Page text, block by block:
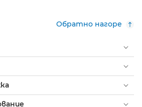
Обратно нагоре